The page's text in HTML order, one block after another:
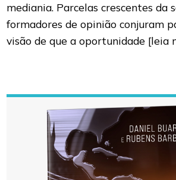
mediania. Parcelas crescentes da
formadores de opinião conjuram
visão de que a oportunidade [leia